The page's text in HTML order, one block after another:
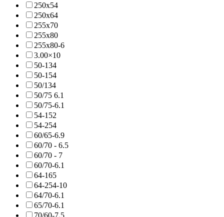
250x54
250x64
255x70
255x80
255x80-6
3.00×10
50-134
50-154
50/134
50/75 6.1
50/75-6.1
54-152
54-254
60/65-6.9
60/70 - 6.5
60/70 - 7
60/70-6.1
64-165
64-254-10
64/70-6.1
65/70-6.1
70/60-7.5